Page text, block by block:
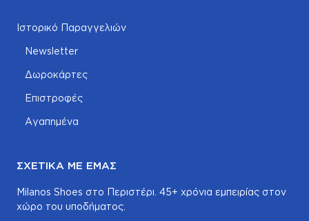
Ιστορικό Παραγγελιών
Newsletter
Δωροκάρτες
Επιστροφές
Αγαπημένα
ΣΧΕΤΙΚΆ ΜΕ ΕΜΆΣ
Milanos Shoes στο Περιστέρι. 45+ χρόνια εμπειρίας στον
χώρο του υποδήματος.